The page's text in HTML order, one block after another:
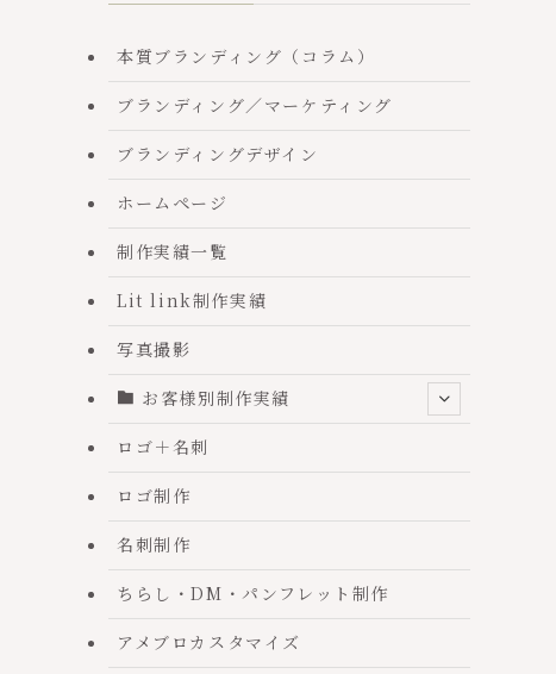
本質ブランディング（コラム）
ブランディング／マーケティング
ブランディングデザイン
ホームページ
制作実績一覧
Lit link制作実績
写真撮影
お客様別制作実績
ロゴ＋名刺
ロゴ制作
名刺制作
ちらし・DM・パンフレット制作
アメブロカスタマイズ